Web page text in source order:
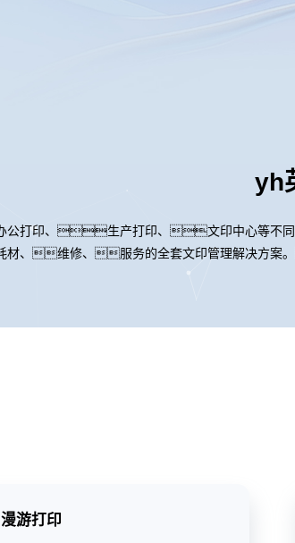
yh
公打印、生产打印、文印中心等
材、维修、服务的全套文印管理解决方
漫游打印